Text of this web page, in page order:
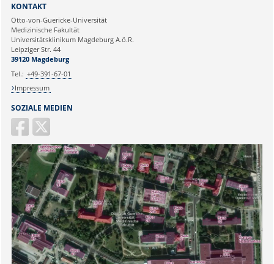
Ihre E-Mailadresse:
Ihr Anliegen:
SOZIALE MEDIEN
KONTAKT
Otto-von-Guericke-Universität
Medizinische Fakultät
Universitätsklinikum Magdeburg A.ö.R.
Leipziger Str. 44
39120 Magdeburg
Tel.: +49-391-67-01
Impressum